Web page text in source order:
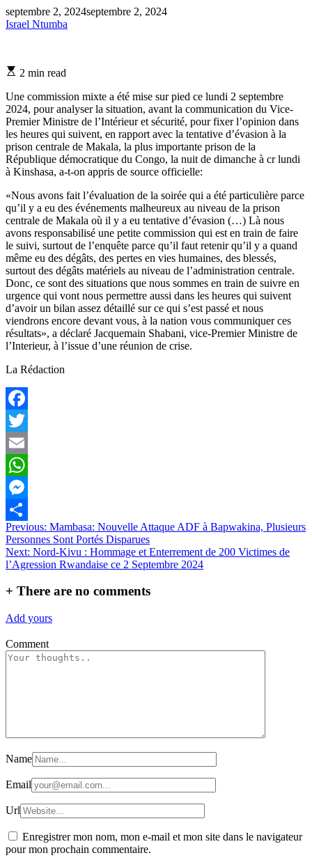
septembre 2, 2024septembre 2, 2024
Israel Ntumba
Estimated
time
2 min read
Une commission mixte a été mise sur pied ce lundi 2 septembre
2024, pour analyser la situation, avant la communication du Vice-
Premier Ministre de l’Intérieur et sécurité, pour fixer l’opinion dans
les heures qui suivent, en rapport avec la tentative d’évasion à la
prison centrale de Makala, la plus importante prison de la
République démocratique du Congo, la nuit de dimanche à cr lundi
à Kinshasa, a-t-on appris de source officielle:
«Nous avons fait l’évaluation de la soirée qui a été particulière parce
qu’il y a eu des événements malheureux au niveau de la prison
centrale de Makala où il y a eu tentative d’évasion (…) Là nous
avons responsabilisé une petite commission qui est en train de faire
le suivi, surtout de l’enquête parce qu’il faut retenir qu’il y a quand
même eu des dégâts, des pertes en vies humaines, des blessés,
surtout des dégâts matériels au niveau de l’administration centrale.
Donc, ce sont des situations que nous sommes en train de suivre en
urgence qui vont nous permettre aussi dans les heures qui suivent
d’avoir un bilan assez détaillé sur ce qui s’est passé et nous
viendrons encore devant vous, à la nation vous communiquer ces
résultats», a déclaré Jacquemain Shabani, vice-Premier Ministre de
l’Interieur, à l’issue d’une réunion de crise.
La Rédaction
Facebook
Twitter
Email
WhatsApp
Messenger
Partager
Navigation
de
l’article
Previous: Mambasa: Nouvelle Attaque ADF à Bapwakina, Plusieurs
Personnes Sont Portés Disparues
Next: Nord-Kivu : Hommage et Enterrement de 200 Victimes de
l’Agression Rwandaise ce 2 Septembre 2024
+ There are no comments
Add yours
Comment
Name
Email
Url
Enregistrer mon nom, mon e-mail et mon site dans le navigateur
pour mon prochain commentaire.